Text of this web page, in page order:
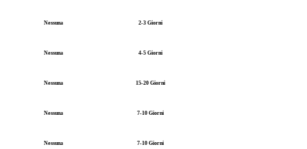
Nessuna 2-3 Giorni
Nessuna 4-5 Giorni
Nessuna 15-20 Giorni
Nessuna 7-10 Giorni
Nessuna 7-10 Giorni